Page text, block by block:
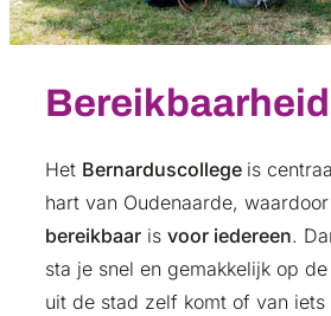
Bereikbaarheid
Het Bernarduscollege is
hart van Oudenaarde,
bereikbaar is voor iedereen.
sta je snel en gemakkelijk op
uit de stad zelf komt of van iets